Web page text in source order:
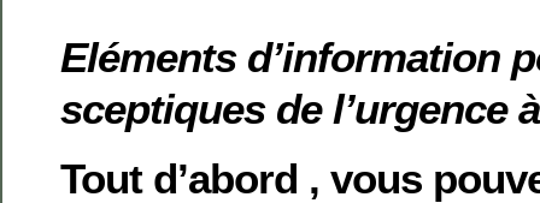
Eléments d’information
sceptiques de l’urgence
Tout d’abord , vous